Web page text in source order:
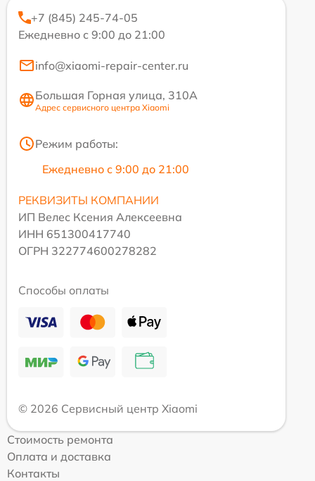
+7 (845) 245-74-05
Ежедневно с 9:00 до 21:00
info@xiaomi-repair-center.ru
Большая Горная улица, 310А
Адрес сервисного центра Xiaomi
Режим работы:
Ежедневно с 9:00 до 21:00
РЕКВИЗИТЫ КОМПАНИИ
ИП Велес Ксения Алексеевна
ИНН 651300417740
ОГРН 322774600278282
Способы оплаты
© 2026 Сервисный центр Xiaomi
Стоимость ремонта
Оплата и доставка
Контакты